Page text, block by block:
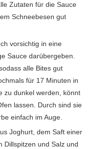
Zutaten für die Sauce
Schneebesen gut
Sauce darübergeben.
alle Bites gut
für 17 Minuten in
zu dunkel werden, könnt
lassen. Durch sind sie
einfach im Auge.
Dillspitzen und Salz und